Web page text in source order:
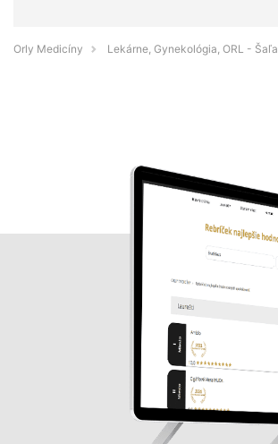
Orly Medicíny Lekárne, Gynekológia, ORL - Šaľa